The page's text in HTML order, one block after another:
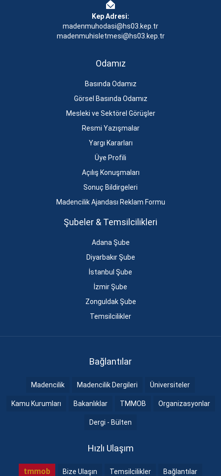
Kep Adresi:
madenmuhodasi@hs03.kep.tr
madenmuhisletmesi@hs03.kep.tr
Odamız
Basında Odamız
Görsel Basında Odamız
Mesleki ve Sektörel Görüşler
Resmi Yazışmalar
Yargı Kararları
Üye Profili
Açılış Konuşmaları
Sonuç Bildirgeleri
Madencilik Ajandası Reklam Formu
Şubeler & Temsilcilikleri
Adana Şube
Diyarbakır Şube
İstanbul Şube
İzmir Şube
Zonguldak Şube
Temsilcilikler
Bağlantılar
Madencilik Madencilik Dergileri Üniversiteler
Kamu Kurumları Bakanlıklar TMMOB Organizasyonlar
Dergi - Bülten
Hızlı Ulaşım
tmmob Bize Ulaşın Temsilcilikler Bağlantılar